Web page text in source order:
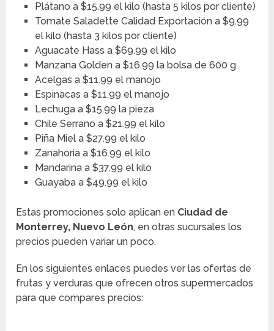
Plátano a $15.99 el kilo (hasta 5 kilos por cliente)
Tomate Saladette Calidad Exportación a $9.99
el kilo (hasta 3 kilos por cliente)
Aguacate Hass a $69.99 el kilo
Manzana Golden a $16.99 la bolsa de 600 g
Acelgas a $11.99 el manojo
Espinacas a $11.99 el manojo
Lechuga a $15.99 la pieza
Chile Serrano a $21.99 el kilo
Piña Miel a $27.99 el kilo
Zanahoria a $16.99 el kilo
Mandarina a $37.99 el kilo
Guayaba a $49.99 el kilo
Estas promociones solo aplican en Ciudad de
Monterrey, Nuevo León, en otras sucursales los
precios pueden variar un poco.
En los siguientes enlaces puedes ver las ofertas de
frutas y verduras que ofrecen otros supermercados
para que compares precios: